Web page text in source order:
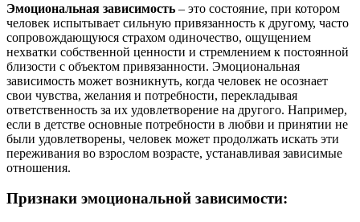
Эмоциональная зависимость – это состояние, при котором
человек испытывает сильную привязанность к другому, часто
сопровождающуюся страхом одиночество, ощущением
нехватки собственной ценности и стремлением к постоянной
близости с объектом привязанности. Эмоциональная
зависимость может возникнуть, когда человек не осознает
свои чувства, желания и потребности, перекладывая
ответственность за их удовлетворение на другого. Например,
если в детстве основные потребности в любви и принятии не
были удовлетворены, человек может продолжать искать эти
переживания во взрослом возрасте, устанавливая зависимые
отношения.
Признаки эмоциональной зависимости: